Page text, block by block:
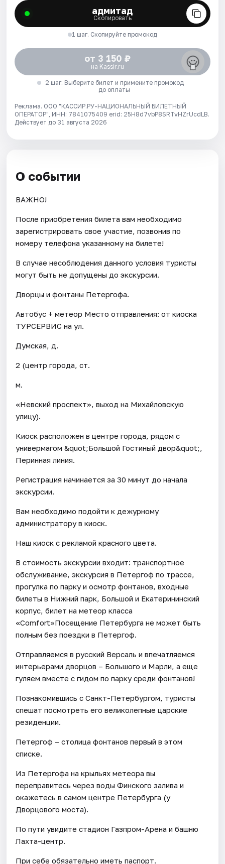
адмитад
Скопировать
1 шаг. Скопируйте промокод
от 3 150 ₽
на Kassir.ru
2 шаг. Выберите билет и примените промокод
до оплаты
Реклама. ООО "КАССИР.РУ-НАЦИОНАЛЬНЫЙ БИЛЕТНЫЙ
ОПЕРАТОР", ИНН: 7841075409 erid: 25H8d7vbP8SRTvHZrUcdLB.
Действует до 31 августа 2026
О событии
ВАЖНО!
После приобретения билета вам необходимо
зарегистрировать свое участие, позвонив по
номеру телефона указанному на билете!
В случае несоблюдения данного условия туристы
могут быть не допущены до экскурсии.
Дворцы и фонтаны Петергофа.
Автобус + метеор Место отправления: от киоска
ТУРСЕРВИС на ул.
Думская, д.
2 (центр города, ст.
м.
«Невский проспект», выход на Михайловскую
улицу).
Киоск расположен в центре города, рядом с
универмагом &quot;Большой Гостиный двор&quot;,
Перинная линия.
Регистрация начинается за 30 минут до начала
экскурсии.
Вам необходимо подойти к дежурному
администратору в киоск.
Наш киоск с рекламой красного цвета.
В стоимость экскурсии входит: транспортное
обслуживание, экскурсия в Петергоф по трассе,
прогулка по парку и осмотр фонтанов, входные
билеты в Нижний парк, Большой и Екатерининский
корпус, билет на метеор класса
«Comfort»Посещение Петербурга не может быть
полным без поездки в Петергоф.
Отправляемся в русский Версаль и впечатляемся
интерьерами дворцов – Большого и Марли, а еще
гуляем вместе с гидом по парку среди фонтанов!
Познакомившись с Санкт-Петербургом, туристы
спешат посмотреть его великолепные царские
резиденции.
Петергоф – столица фонтанов первый в этом
списке.
Из Петергофа на крыльях метеора вы
переправитесь через воды Финского залива и
окажетесь в самом центре Петербурга (у
Дворцового моста).
По пути увидите стадион Газпром-Арена и башню
Лахта-центр.
При себе обязательно иметь паспорт.